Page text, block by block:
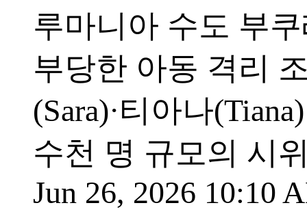
루마니아 수도 부
부당한 아동 격리
(Sara)·티아나
수천 명 규모의 시
Jun 26, 2026 10:10